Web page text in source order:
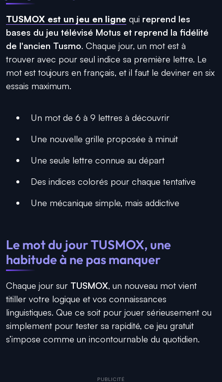
TUSMOX est un jeu en ligne qui reprend les
bases du jeu télévisé Motus et reprend la fidélité
de l'ancien Tusmo. Chaque jour, un mot est à
trouver avec pour seul indice sa première lettre. Le
mot est toujours en français, et il faut le deviner en six
essais maximum.
Un mot de 6 à 9 lettres à découvrir
Une nouvelle grille proposée à minuit
Une seule lettre connue au départ
Des indices colorés pour chaque tentative
Une mécanique simple, mais addictive
Le mot du jour TUSMOX, une
habitude à ne pas manquer
Chaque jour sur TUSMOX, un nouveau mot vient
titiller votre logique et vos connaissances
linguistiques. Que ce soit pour jouer sérieusement ou
simplement pour tester sa rapidité, ce jeu gratuit
s’impose comme un incontournable du quotidien.